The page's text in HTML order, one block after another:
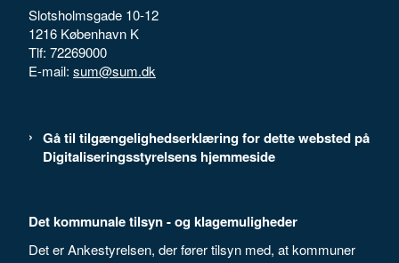
Slotsholmsgade 10-12
1216 København K
Tlf: 72269000
E-mail: sum@sum.dk
Gå til tilgængelighedserklæring for dette websted på
Digitaliseringsstyrelsens hjemmeside
Det kommunale tilsyn - og klagemuligheder
Det er Ankestyrelsen, der fører tilsyn med, at kommuner